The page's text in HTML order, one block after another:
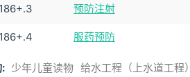
预防注射
服药预防
少年儿童读物 给水工程（上水道工程）